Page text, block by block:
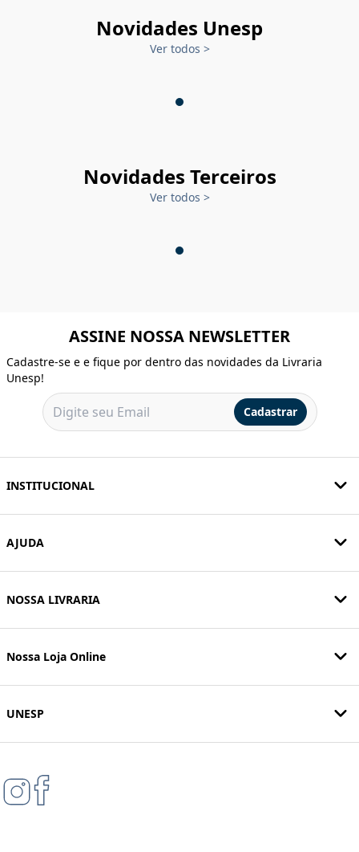
Novidades Unesp
Ver todos >
Novidades Terceiros
Ver todos >
ASSINE NOSSA NEWSLETTER
Cadastre-se e e fique por dentro das novidades da Livraria
Unesp!
Cadastrar
INSTITUCIONAL
AJUDA
NOSSA LIVRARIA
Nossa Loja Online
UNESP